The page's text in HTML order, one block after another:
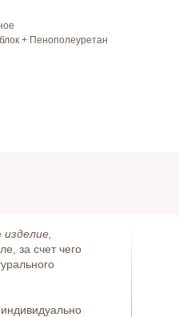
+ Пенополеуретан
изделие,
за счет чего